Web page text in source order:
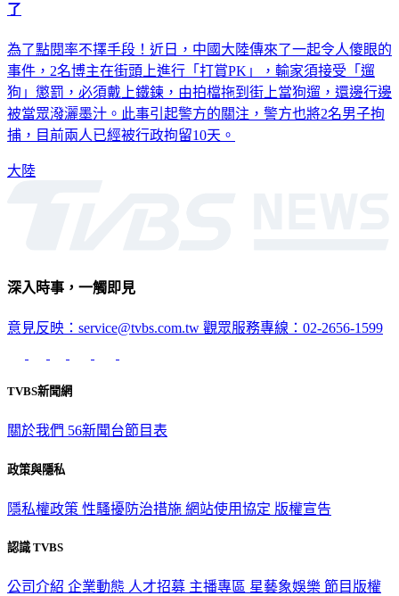
了
為了點閱率不擇手段！近日，中國大陸傳來了一起令人傻眼的
事件，2名博主在街頭上進行「打賞PK」，輸家須接受「遛
狗」懲罰，必須戴上鐵鍊，由拍檔拖到街上當狗遛，還邊行邊
被當眾潑灑墨汁。此事引起警方的關注，警方也將2名男子拘
捕，目前兩人已經被行政拘留10天。
大陸
深入時事，一觸即見
意見反映：service@tvbs.com.tw 觀眾服務專線：02-2656-1599
TVBS新聞網
關於我們 56新聞台節目表
政策與隱私
隱私權政策 性騷擾防治措施 網站使用協定 版權宣告
認識 TVBS
公司介紹 企業動態 人才招募 主播專區 星藝象娛樂 節目版權